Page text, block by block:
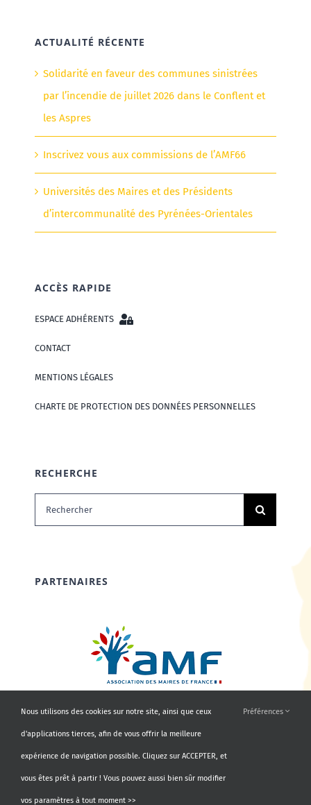
ACTUALITÉ RÉCENTE
Solidarité en faveur des communes sinistrées
par l’incendie de juillet 2026 dans le Conflent et
les Aspres
Inscrivez vous aux commissions de l’AMF66
Universités des Maires et des Présidents
d’intercommunalité des Pyrénées-Orientales
ACCÈS RAPIDE
ESPACE ADHÉRENTS
CONTACT
MENTIONS LÉGALES
CHARTE DE PROTECTION DES DONNÉES PERSONNELLES
RECHERCHE
Rechercher:
PARTENAIRES
Nous utilisons des cookies sur notre site, ainsi que ceux
d'applications tierces, afin de vous offrir la meilleure
expérience de navigation possible. Cliquez sur ACCEPTER, et
vous êtes prêt à partir ! Vous pouvez aussi bien sûr modifier
vos paramètres à tout moment >>
Préférences